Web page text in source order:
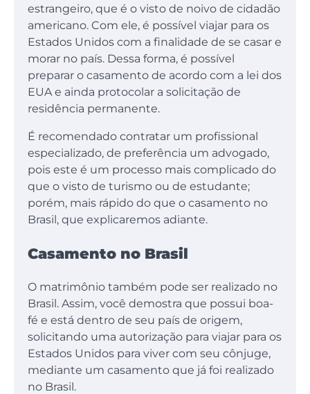
estrangeiro, que é o visto de noivo de cidadão
americano. Com ele, é possível viajar para os
Estados Unidos com a finalidade de se casar e
morar no país. Dessa forma, é possível
preparar o casamento de acordo com a lei dos
EUA e ainda protocolar a solicitação de
residência permanente.
É recomendado contratar um profissional
especializado, de preferência um advogado,
pois este é um processo mais complicado do
que o visto de turismo ou de estudante;
porém, mais rápido do que o casamento no
Brasil, que explicaremos adiante.
Casamento no Brasil
O matrimônio também pode ser realizado no
Brasil. Assim, você demostra que possui boa-
fé e está dentro de seu país de origem,
solicitando uma autorização para viajar para os
Estados Unidos para viver com seu cônjuge,
mediante um casamento que já foi realizado
no Brasil.